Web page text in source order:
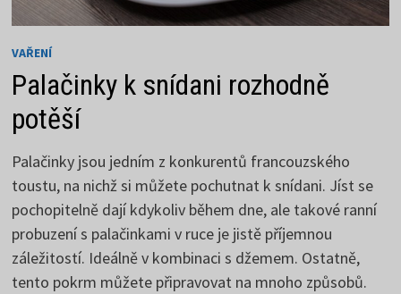
VAŘENÍ
Palačinky k snídani rozhodně
potěší
Palačinky jsou jedním z konkurentů francouzského
toustu, na nichž si můžete pochutnat k snídani. Jíst se
pochopitelně dají kdykoliv během dne, ale takové ranní
probuzení s palačinkami v ruce je jistě příjemnou
záležitostí. Ideálně v kombinaci s džemem. Ostatně,
tento pokrm můžete připravovat na mnoho způsobů.